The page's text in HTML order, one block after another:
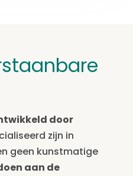
door
zijn in
geen kunstmatige
aan de